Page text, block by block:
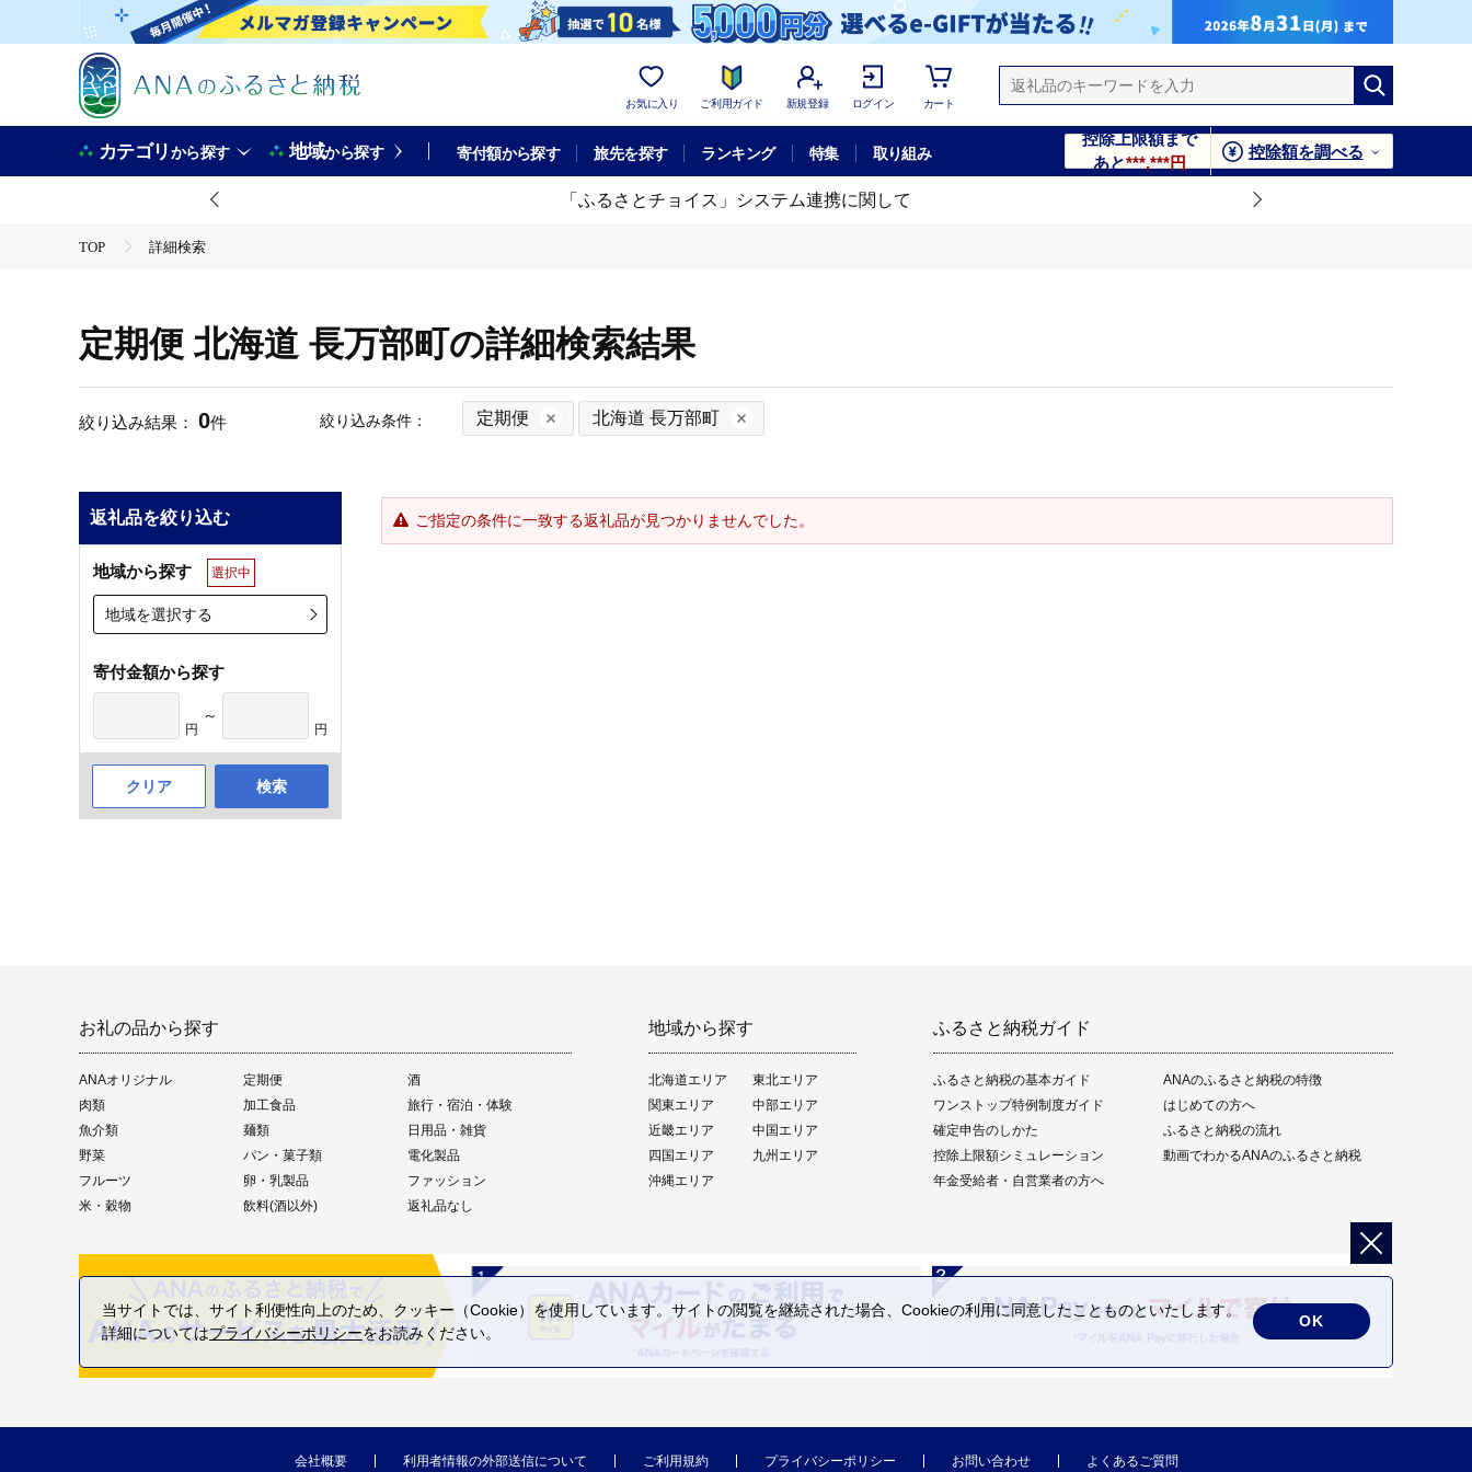
お気に入り ご利用ガイド 新規登録 ログイン カート
カテゴリから探す 地域から探す 寄付額から探す 旅先を探す ランキング 特集 取り組み
控除上限額まで
あと***,***円
控除額を調べる
「ふるさとチョイス」システム連携に関して
TOP 詳細検索
定期便 北海道 長万部町の詳細検索結果
絞り込み結果： 0件 絞り込み条件： 定期便 北海道 長万部町
返礼品を絞り込む
地域から探す 選択中
地域を選択する
寄付金額から探す
円
～
円
クリア 検索
ご指定の条件に一致する返礼品が見つかりませんでした。
お礼の品から探す
ANAオリジナル 定期便
酒
肉類
加工食品
旅行・宿泊・体験
魚介類
麺類
日用品・雑貨
野菜
パン・菓子類
電化製品
フルーツ
卵・乳製品
ファッション
米・穀物
飲料(酒以外) 返礼品なし
地域から探す
北海道エリア
東北エリア
関東エリア
中部エリア
近畿エリア
中国エリア
四国エリア
九州エリア
沖縄エリア
ふるさと納税ガイド
ふるさと納税の基本ガイド
ANAのふるさと納税の特徴
ワンストップ特例制度ガイド
はじめての方へ
確定申告のしかた
ふるさと納税の流れ
控除上限額シミュレーション
動画でわかるANAのふるさと納税
年金受給者・自営業者の方へ
会社概要 利用者情報の外部送信について ご利用規約 プライバシーポリシー お問い合わせ よくあるご質問
当サイトでは、サイト利便性向上のため、クッキー（Cookie）を使用しています。サイトの閲覧を継続された場合、Cookieの利用に同意したことものといたします。
詳細についてはプライバシーポリシーをお読みください。
OK